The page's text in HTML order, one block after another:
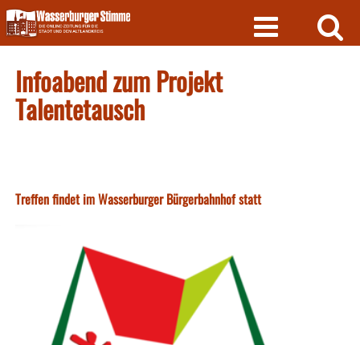
Skip
to
content
Infoabend zum Projekt
Talentetausch
Treffen findet im Wasserburger Bürgerbahnhof statt